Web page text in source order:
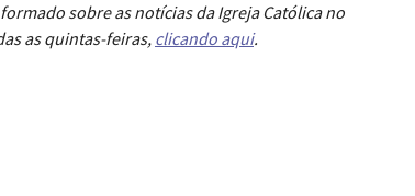
sobre as notícias da Igreja Católica no
as quintas-feiras, clicando aqui.